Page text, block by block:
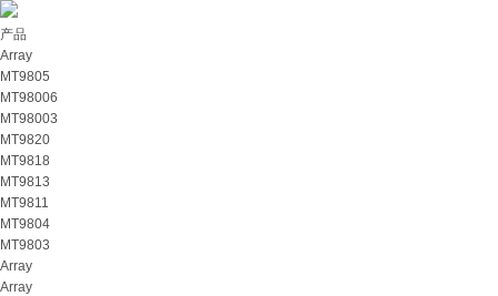
产品
Array
MT9805
MT98006
MT98003
MT9820
MT9818
MT9813
MT9811
MT9804
MT9803
Array
Array